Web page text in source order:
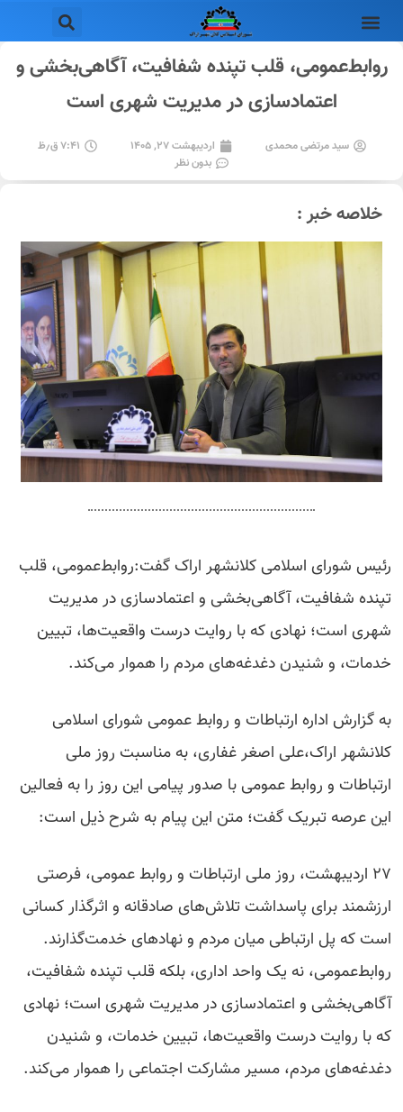
روابط‌عمومی، قلب تپنده شفافیت، آگاهی‌بخشی و
اعتمادسازی در مدیریت شهری است
سید مرتضی محمدی اردیبهشت ۲۷, ۱۴۰۵
۷:۴۱ ق٫ظ
بدون نظر
خلاصه خبر :
رئیس شورای اسلامی کلانشهر اراک گفت:روابط‌عمومی، قلب
تپنده شفافیت، آگاهی‌بخشی و اعتمادسازی در مدیریت
شهری است؛ نهادی که با روایت درست واقعیت‌ها، تبیین
خدمات، و شنیدن دغدغه‌های مردم را هموار می‌کند.
به گزارش اداره ارتباطات و روابط عمومی شورای اسلامی
کلانشهر اراک،علی اصغر غفاری، به مناسبت روز ملی
ارتباطات و روابط عمومی با صدور پیامی این روز را به فعالین
این عرصه تبریک گفت؛ متن این پیام به شرح ذیل است:
۲۷ اردیبهشت، روز ملی ارتباطات و روابط عمومی، فرصتی
ارزشمند برای پاسداشت تلاش‌های صادقانه و اثرگذار کسانی
است که پل ارتباطی میان مردم و نهادهای خدمت‌گذارند.
روابط‌عمومی، نه یک واحد اداری، بلکه قلب تپنده شفافیت،
آگاهی‌بخشی و اعتمادسازی در مدیریت شهری است؛ نهادی
که با روایت درست واقعیت‌ها، تبیین خدمات، و شنیدن
دغدغه‌های مردم، مسیر مشارکت اجتماعی را هموار می‌کند.